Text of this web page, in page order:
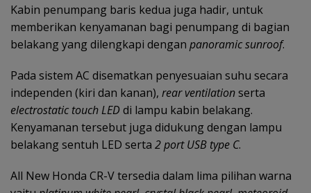
Kabin penumpang baris kedua juga hadir, untuk
memberikan kenyamanan bagi penumpang di bagian
belakang yang dilengkapi dengan panoramic sunroof.
Pada sistem AC disematkan penyesuaian suhu secara
independen (kiri dan kanan), rear ventilationserta
electrostatic touch LED di lampu kabin belakang.
Kenyamanan tersebut juga didukung dengan lampu
belakang sentuh LED serta 2 port USB type C.
All New Honda CR-V tersedia dalam lima pilihan warna